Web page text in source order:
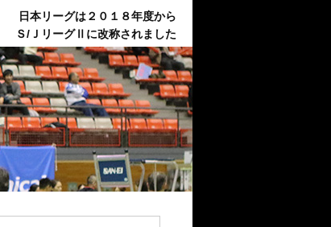
日本リーグは２０１８年度から
Ｓ/ＪリーグⅡに改称されました